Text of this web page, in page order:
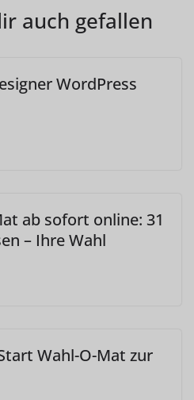
auch gefallen
WordPress
ab sofort online: 31
– Ihre Wahl
Wahl-O-Mat zur